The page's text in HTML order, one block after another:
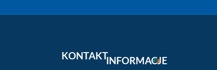
KONTAKTINFORMACJE